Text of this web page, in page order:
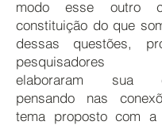
modo esse outro
constituição do que
dessas questões,
pesquisadores
elaboraram sua
pensando nas
tema proposto com a